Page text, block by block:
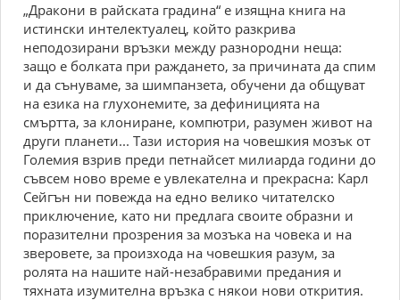
„Дракони в райската градина“ е изящна книга на
истински интелектуалец, който разкрива
неподозирани връзки между разнородни неща:
защо е болката при раждането, за причината да спим
и да сънуваме, за шимпанзета, обучени да общуват
на езика на глухонемите, за дефиницията на
смъртта, за клониране, компютри, разумен живот на
други планети... Тази история на човешкия мозък от
Големия взрив преди петнайсет милиарда години до
съвсем ново време е увлекателна и прекрасна: Карл
Сейгън ни повежда на едно велико читателско
приключение, като ни предлага своите образни и
поразителни прозрения за мозъка на човека и на
зверовете, за произхода на човешкия разум, за
ролята на нашите най-незабравими предания и
тяхната изумителна връзка с някои нови открития.